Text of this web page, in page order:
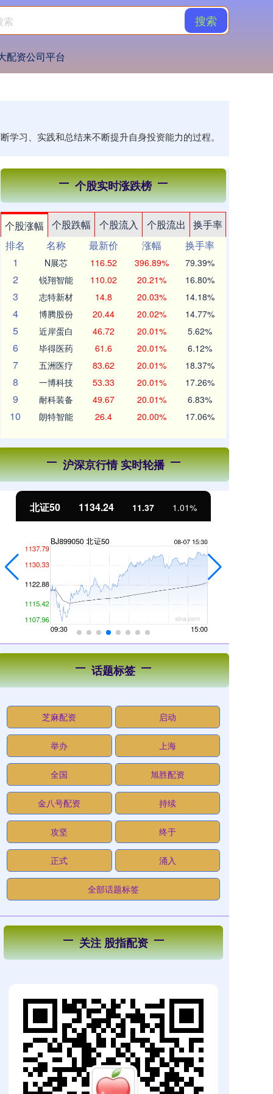
搜索
配资公司平台
习、实践和总结来不断提升自身投资能力的过程。
个股实时涨跌榜
个股涨幅 个股跌幅 个股流入 个股流出
换手率
排名
名称 最新价 涨幅
换手率
1
N展芯 116.52 396.89% 79.39%
2 锐翔智能 110.02 20.21% 16.80%
3 志特新材 14.8 20.03% 14.18%
4 博腾股份 20.44 20.02% 14.77%
5 近岸蛋白 46.72 20.01% 5.62%
6 毕得医药 61.6 20.01% 6.12%
7 五洲医疗 83.62 20.01% 18.37%
8 一博科技 53.33 20.01% 17.26%
9 耐科装备 49.67 20.01% 6.83%
10 朗特智能 26.4 20.00% 17.06%
沪深京行情 实时轮播
北证50 1134.24 11.37 1.01%
话题标签
芝麻配资 启动
举办 上海
全国 旭胜配资
金八号配资 持续
攻坚 终于
正式 涌入
全部话题标签
关注 股指配资